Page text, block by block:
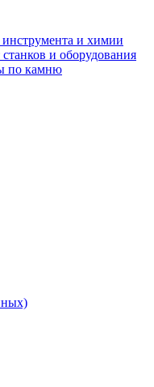
и химии
и оборудования
по камню